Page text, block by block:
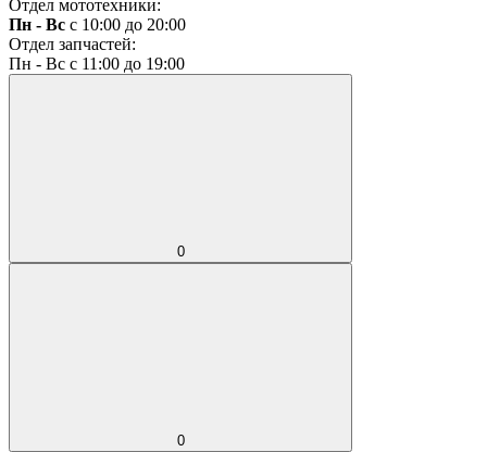
Отдел мототехники:
Пн - Вс с 10:00 до 20:00
Отдел запчастей:
Пн - Вс с 11:00 до 19:00
0
0